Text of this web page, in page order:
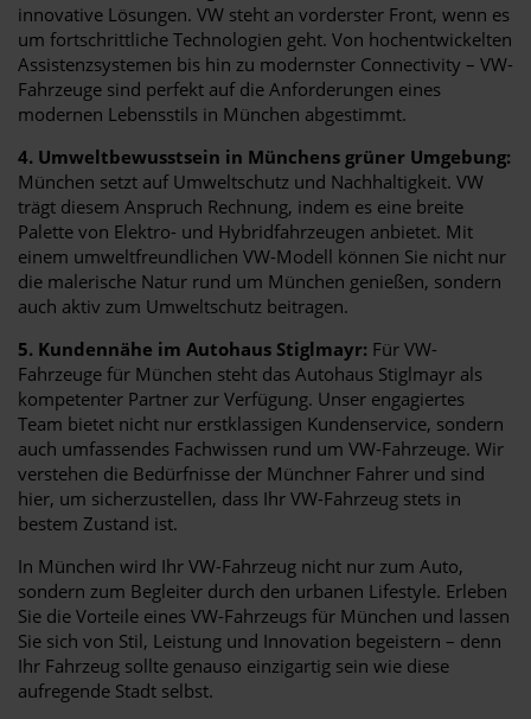
innovative Lösungen. VW steht an vorderster Front, wenn es
um fortschrittliche Technologien geht. Von hochentwickelten
Assistenzsystemen bis hin zu modernster Connectivity – VW-
Fahrzeuge sind perfekt auf die Anforderungen eines
modernen Lebensstils in München abgestimmt.
4. Umweltbewusstsein in Münchens grüner Umgebung:
München setzt auf Umweltschutz und Nachhaltigkeit. VW
trägt diesem Anspruch Rechnung, indem es eine breite
Palette von Elektro- und Hybridfahrzeugen anbietet. Mit
einem umweltfreundlichen VW-Modell können Sie nicht nur
die malerische Natur rund um München genießen, sondern
auch aktiv zum Umweltschutz beitragen.
5. Kundennähe im Autohaus Stiglmayr: Für VW-
Fahrzeuge für München steht das Autohaus Stiglmayr als
kompetenter Partner zur Verfügung. Unser engagiertes
Team bietet nicht nur erstklassigen Kundenservice, sondern
auch umfassendes Fachwissen rund um VW-Fahrzeuge. Wir
verstehen die Bedürfnisse der Münchner Fahrer und sind
hier, um sicherzustellen, dass Ihr VW-Fahrzeug stets in
bestem Zustand ist.
In München wird Ihr VW-Fahrzeug nicht nur zum Auto,
sondern zum Begleiter durch den urbanen Lifestyle. Erleben
Sie die Vorteile eines VW-Fahrzeugs für München und lassen
Sie sich von Stil, Leistung und Innovation begeistern – denn
Ihr Fahrzeug sollte genauso einzigartig sein wie diese
aufregende Stadt selbst.